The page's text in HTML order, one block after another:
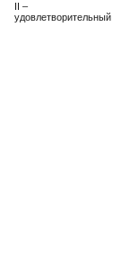
II –
удовлетворительный